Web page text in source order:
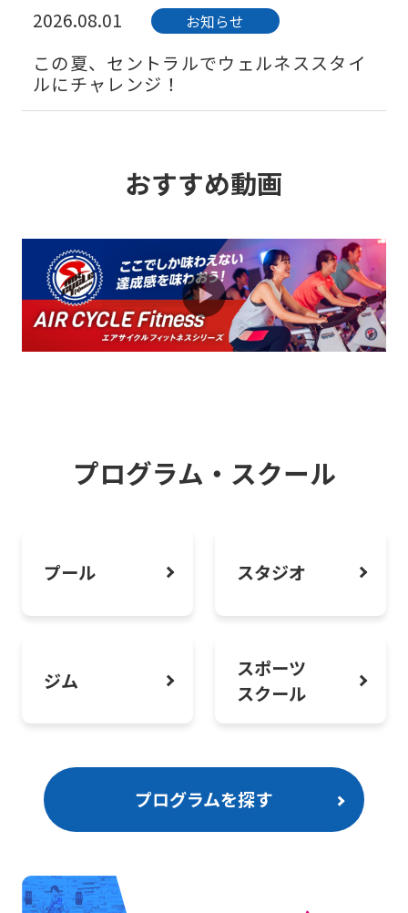
2026.08.01 お知らせ
この夏、セントラルでウェルネススタイ
ルにチャレンジ！
紹介者も入会者も嬉しい♪お友だち紹介
2026.08.01 お知らせ
深夜・早朝に利用できるミッドナイトモ
ーニング会員のおすすめ
イトシリーズ編
スタジオオンライン予約システムご利用
方法について
おすすめ動画
プログラム・スクール
プール スタジオ
ジム
スポーツ
スクール
プログラムを探す